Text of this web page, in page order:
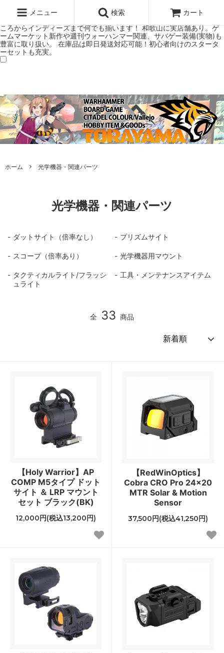
ミアムショップTORAYAMA。通販・オンラインショップです！ ウォー
ハンマーとボードゲームのことなら当店へ！ボードゲームもメジャーど
ころからインディーズまで何でも揃います！ 和歌山に実店舗あり。ゲ
ームマーケット新作や週刊ウォーハンマー関連、サバゲー装備(実物)も
豊富に取り扱い。 在庫品は即日発送対応可能！初心者向けのスタータ
ーセットも充実。
メニュー 検索 カート
ホーム 光学機器・関連パーツ
光学機器・関連パーツ
ダットサイト（倍率なし） プリズムサイト
スコープ（倍率あり） 光学機器用マウント
タクティカルライト/フラッシ
ュライト
工具・メンテナンスアイテム
全 33 商品
【Holy Warrior】AP
COMP M5タイプ ドット
サイト ＆ LRP マウント
セット ブラック(BK)
12,000円(税込13,200円)
【RedWinOptics】
Cobra CRO Pro 24x20
MTR Solar & Motion
Sensor
37,500円(税込41,250円)